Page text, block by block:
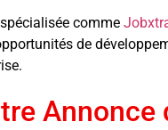
comme
de
Annonce